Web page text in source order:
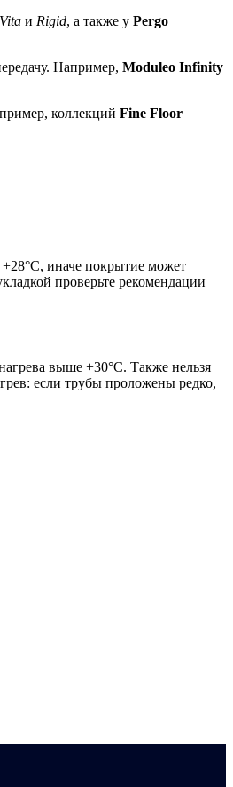
Vita и Rigid, а также у Pergo
Например, Moduleo Infinity
коллекций Fine Floor
иначе покрытие может
проверьте рекомендации
выше +30°C. Также нельзя
если трубы проложены редко,